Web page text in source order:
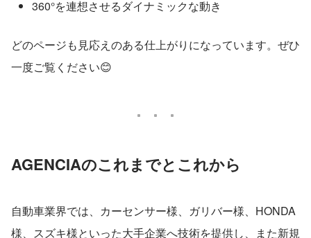
360°を連想させるダイナミックな動き
どのページも見応えのある仕上がりになっています。ぜひ
一度ご覧ください😊
AGENCIAのこれまでとこれから
自動車業界では、カーセンサー様、ガリバー様、HONDA
様、スズキ様といった大手企業へ技術を提供し、また新規